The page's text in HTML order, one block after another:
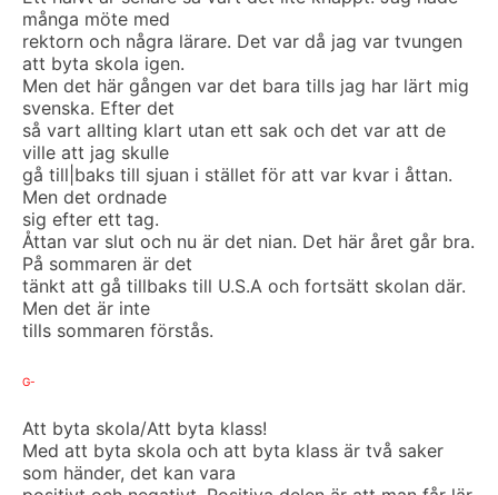
många möte med
rektorn och några lärare. Det var då jag var tvungen
att byta skola igen.
Men det här gången var det bara tills jag har lärt mig
svenska. Efter det
så vart allting klart utan ett sak och det var att de
ville att jag skulle
gå till|baks till sjuan i stället för att var kvar i åttan.
Men det ordnade
sig efter ett tag.
Åttan var slut och nu är det nian. Det här året går bra.
På sommaren är det
tänkt att gå tillbaks till U.S.A och fortsätt skolan där.
Men det är inte
tills sommaren förstås.
G-
Att byta skola/Att byta klass!
Med att byta skola och att byta klass är två saker
som händer, det kan vara